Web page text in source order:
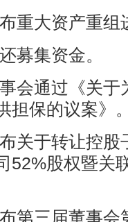
重大资产重组
募集资金。
会通过《关于
担保的议案》
关于转让控股
52%股权暨关
第三届董事会